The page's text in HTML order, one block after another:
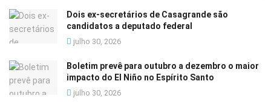
Dois ex-secretários de Casagrande são
candidatos a deputado federal
julho 30, 2026
Boletim prevê para outubro a dezembro o maior
impacto do El Niño no Espírito Santo
julho 30, 2026